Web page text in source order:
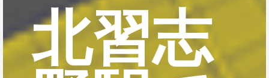
北習志